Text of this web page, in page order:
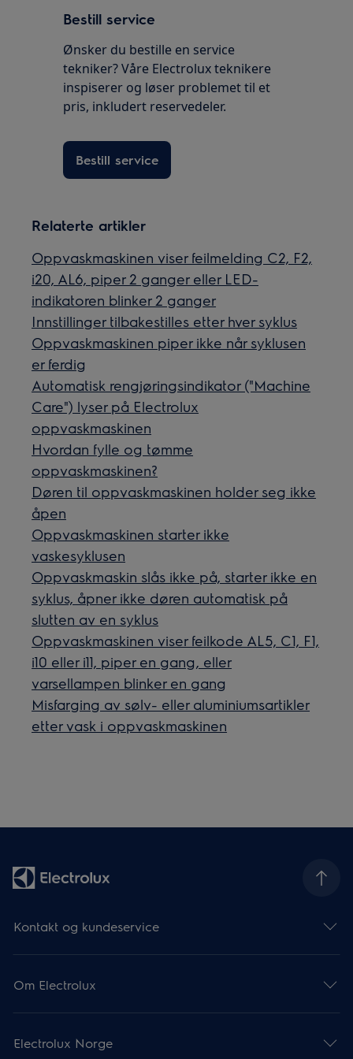
Bestill service
Ønsker du bestille en service
tekniker? Våre Electrolux teknikere
inspiserer og løser problemet til et
pris, inkludert reservedeler.
Bestill service
Relaterte artikler
Oppvaskmaskinen viser feilmelding C2, F2,
i20, AL6, piper 2 ganger eller LED-
indikatoren blinker 2 ganger
Innstillinger tilbakestilles etter hver syklus
Oppvaskmaskinen piper ikke når syklusen
er ferdig
Automatisk rengjøringsindikator ("Machine
Care") lyser på Electrolux
oppvaskmaskinen
Hvordan fylle og tømme
oppvaskmaskinen?
Døren til oppvaskmaskinen holder seg ikke
åpen
Oppvaskmaskinen starter ikke
vaskesyklusen
Oppvaskmaskin slås ikke på, starter ikke en
syklus, åpner ikke døren automatisk på
slutten av en syklus
Oppvaskmaskinen viser feilkode AL5, C1, F1,
i10 eller i11, piper en gang, eller
varsellampen blinker en gang
Misfarging av sølv- eller aluminiumsartikler
etter vask i oppvaskmaskinen
Kontakt og kundeservice
Om Electrolux
Electrolux Norge